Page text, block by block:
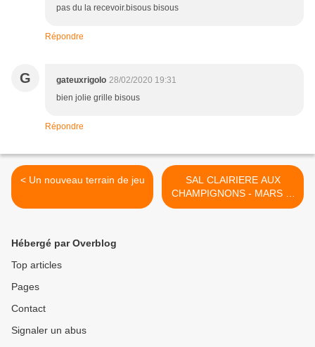
pas du la recevoir.bisous bisous
Répondre
G gateuxrigolo 28/02/2020 19:31
bien jolie grille bisous
Répondre
< Un nouveau terrain de jeu
SAL CLAIRIERE AUX
CHAMPIGNONS - MARS et
nouvelles naissances >
Hébergé par Overblog
Top articles
Pages
Contact
Signaler un abus